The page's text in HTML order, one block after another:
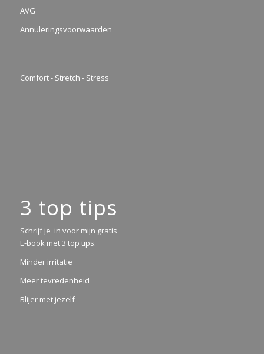
AVG
Annuleringsvoorwaarden
Comfort - Stretch - Stress
3 top tips
Schrijf je in voor mijn gratis
E-book met 3 top tips.
Minder irritatie
Meer tevredenheid
Blijer met jezelf